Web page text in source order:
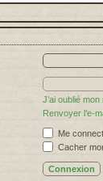
J’ai oublié
Renvoyer l’e-
Me
Cacher